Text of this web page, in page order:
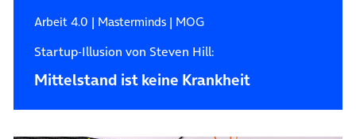
Arbeit 4.0 | Masterminds| MOG
Startup-Illusion von Steven Hill:
Mittelstand ist keine Krankheit